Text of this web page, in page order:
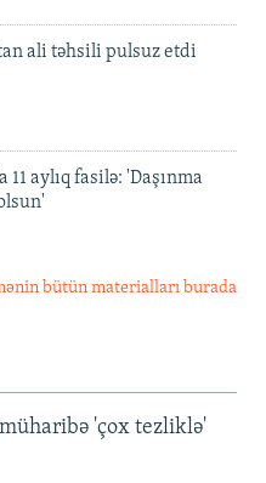
ali təhsili pulsuz etdi
11 aylıq fasilə: 'Daşınma
bütün materialları burada
'çox tezliklə'